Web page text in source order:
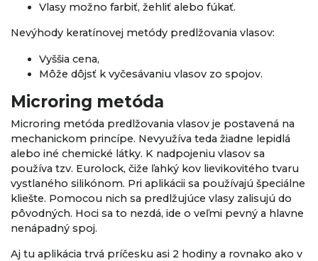
Vlasy možno farbiť, žehliť alebo fúkať.
Nevýhody keratínovej metódy predlžovania vlasov:
Vyššia cena,
Môže dôjsť k vyčesávaniu vlasov zo spojov.
Microring metóda
Microring metóda predlžovania vlasov je postavená na
mechanickom princípe. Nevyužíva teda žiadne lepidlá
alebo iné chemické látky. K nadpojeniu vlasov sa
používa tzv. Eurolock, čiže ľahký kov lievikovitého tvaru
vystlaného silikónom. Pri aplikácii sa používajú špeciálne
kliešte. Pomocou nich sa predlžujúce vlasy zalisujú do
pôvodných. Hoci sa to nezdá, ide o veľmi pevný a hlavne
nenápadný spoj.
Aj tu aplikácia trvá príčesku asi 2 hodiny a rovnako ako v